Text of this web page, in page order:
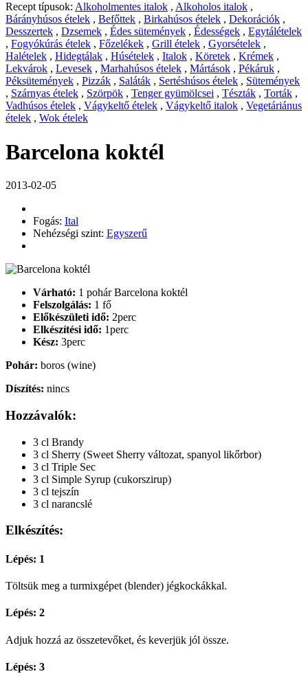
Recept típusok: Alkoholmentes italok , Alkoholos italok ,
Bárányhúsos ételek , Befőttek , Birkahúsos ételek , Dekorációk ,
Desszertek , Dzsemek , Édes sütemények , Édességek , Egytálételek
, Fogyókúrás ételek , Főzelékek , Grill ételek , Gyorsételek ,
Halételek , Hidegtálak , Húsételek , Italok , Köretek , Krémek ,
Lekvárok , Levesek , Marhahúsos ételek , Mártások , Pékáruk ,
Péksütemények , Pizzák , Saláták , Sertéshúsos ételek , Sütemények
, Szárnyas ételek , Szörpök , Tenger gyümölcsei , Tészták , Torták ,
Vadhúsos ételek , Vágykeltő ételek , Vágykeltő italok , Vegetáriánus
ételek , Wok ételek
Barcelona koktél
2013-02-05
Fogás: Ital
Nehézségi szint: Egyszerű
Várható: 1 pohár Barcelona koktél
Felszolgálás: 1 fő
Előkészületi idő: 2perc
Elkészítési idő: 1perc
Kész: 3perc
Pohár: boros (wine)
Díszítés: nincs
Hozzávalók:
3 cl Brandy
3 cl Sherry (Sweet Sherry változat, spanyol likőrbor)
3 cl Triple Sec
3 cl Simple Syrup (cukorszirup)
3 cl tejszín
3 cl narancslé
Elkészítés:
Lépés: 1
Töltsük meg a turmixgépet (blender) jégkockákkal.
Lépés: 2
Adjuk hozzá az összetevőket, és keverjük jól össze.
Lépés: 3